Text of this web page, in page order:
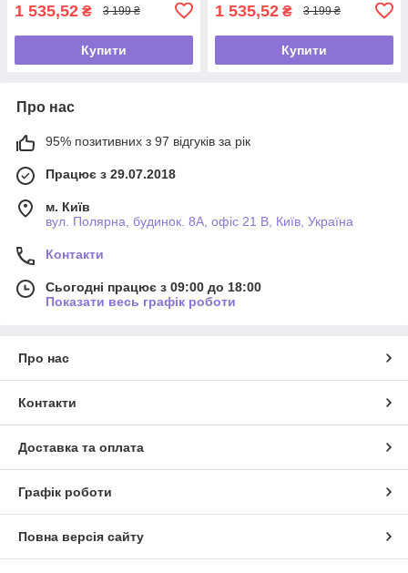
1 535,52 ₴ 3 199 ₴
Купити
1 535,52 ₴ 3 199 ₴
Купити
Про нас
95% позитивних з 97 відгуків за рік
Працює з 29.07.2018
м. Київ
вул. Полярна, будинок. 8А, офіс 21 В, Київ, Україна
Контакти
Сьогодні працює з 09:00 до 18:00
Показати весь графік роботи
Про нас
Контакти
Доставка та оплата
Графік роботи
Повна версія сайту